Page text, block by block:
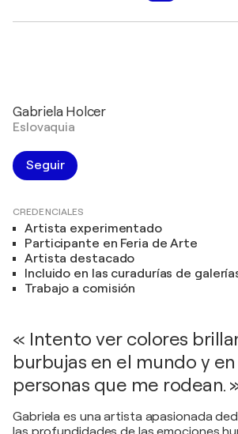
Gabriela Holcer
Eslovaquia
Seguir
CREDENCIALES
Artista experimentado
Participante en Feria de Arte
Artista destacado
Incluido en las curadurías de
Trabajo a comisión
« Intento ver colores
burbujas en el mundo y en
personas que me rodean.
Gabriela es una artista apasionada